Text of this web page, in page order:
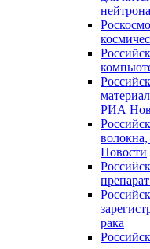
РИА
Новости
рака